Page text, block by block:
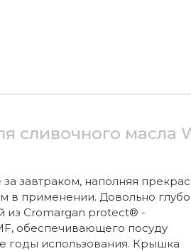
сливочного масла
завтраком, наполняя
в применении. Довольно
из Cromargan protect® -
обеспечивающего посуду
годы использования. Крышка